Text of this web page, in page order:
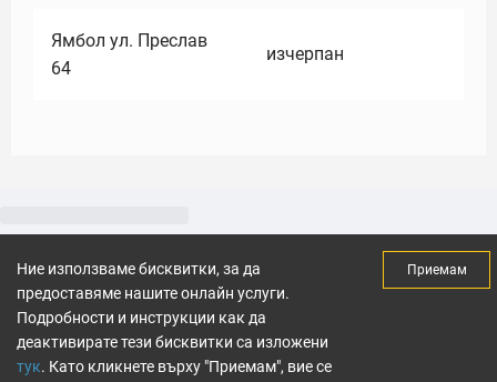
Ямбол ул. Преслав
64
изчерпан
Ние използваме бисквитки, за да
предоставяме нашите онлайн услуги.
Подробности и инструкции как да
деактивирате тези бисквитки са изложени
тук. Като кликнете върху "Приемам", вие се
Приемам